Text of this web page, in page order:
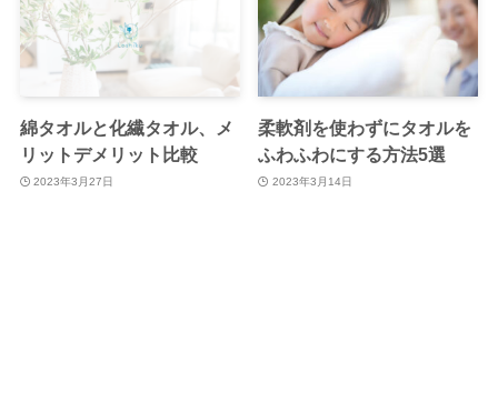
綿タオルと化繊タオル、メ
リットデメリット比較
2023年3月27日
柔軟剤を使わずにタオルを
ふわふわにする方法5選
2023年3月14日